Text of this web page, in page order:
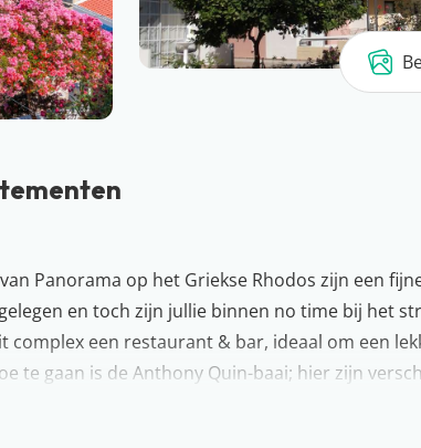
Panorama op het Griekse Rhodos zijn een
en toch zijn jullie binnen no time bij het
complex een restaurant & bar, ideaal om een
te gaan is de Anthony Quin-baai; hier zijn
jullie volgende vakantie naar dit gezellige